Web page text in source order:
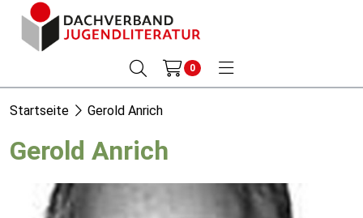
0
Startseite Gerold Anrich
Gerold Anrich